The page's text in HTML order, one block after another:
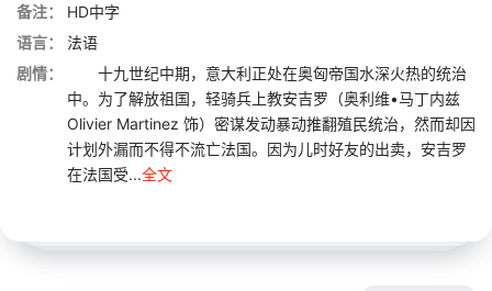
备注：
HD中字
语言：
法语
剧情：
十九世纪中期，意大利正处在奥匈帝国水深火热的统治
中。为了解放祖国，轻骑兵上教安吉罗（奥利维•马丁内兹
Olivier Martinez 饰）密谋发动暴动推翻殖民统治，然而却因
计划外漏而不得不流亡法国。因为儿时好友的出卖，安吉罗
在法国受...全文